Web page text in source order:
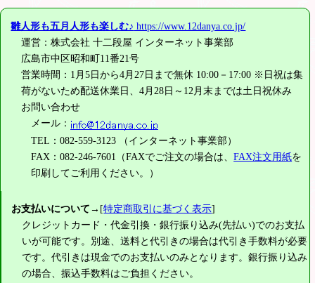
雛人形も五月人形も楽しむ♪ https://www.12danya.co.jp/
運営：株式会社 十二段屋 インターネット事業部
広島市中区昭和町11番21号
営業時間：1月5日から4月27日まで無休 10:00－17:00 ※日祝は集
荷がないため配送休業日、4月28日～12月末までは土日祝休み
お問い合わせ
メール：
TEL：082-559-3123 （インターネット事業部）
FAX：082-246-7601（FAXでご注文の場合は、FAX注文用紙を
印刷してご利用ください。）
お支払いについて→[特定商取引に基づく表示]
クレジットカード・代金引換・銀行振り込み(先払い)でのお支払
いが可能です。別途、送料と代引きの場合は代引き手数料が必要
です。代引きは現金でのお支払いのみとなります。銀行振り込み
の場合、振込手数料はご負担ください。